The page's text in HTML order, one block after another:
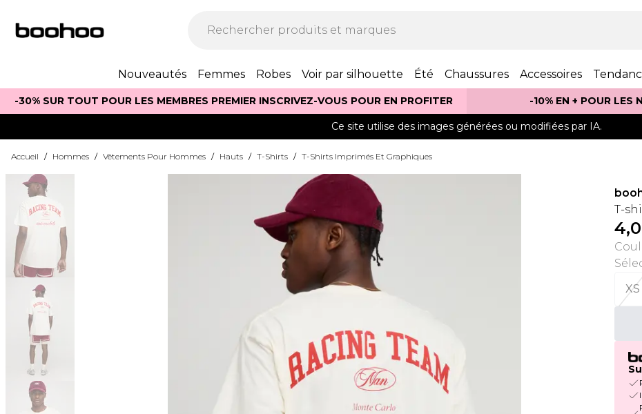
Nouveautés Femmes Robes Voir par silhouette Été Chaussures Accessoires
-30% SUR TOUT POUR LES MEMBRES PREMIER INSCRIVEZ-VOUS POUR EN PROFITER -10% EN + POUR LES
Ce site utilise des images générées ou modifiées par IA.
Accueil / Hommes / Vêtements Pour Hommes / Hauts / T-Shirts / T-Shirts Imprimés Et Graphiques
T-
XS